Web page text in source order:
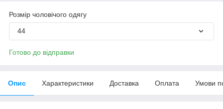
Розмір чоловічого одягу
44
Готово до відправки
Опис Характеристики Доставка Оплата Умови